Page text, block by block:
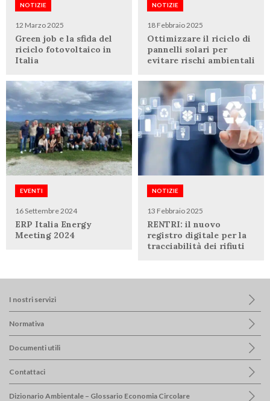
NOTIZIE
12 Marzo 2025
Green job e la sfida del
riciclo fotovoltaico in
Italia
NOTIZIE
18 Febbraio 2025
Ottimizzare il riciclo di
pannelli solari per
evitare rischi ambientali
EVENTI
16 Settembre 2024
ERP Italia Energy
Meeting 2024
NOTIZIE
13 Febbraio 2025
RENTRI: il nuovo
registro digitale per la
tracciabilità dei rifiuti
I nostri servizi
Normativa
Documenti utili
Contattaci
Dizionario Ambientale – Glossario Economia Circolare